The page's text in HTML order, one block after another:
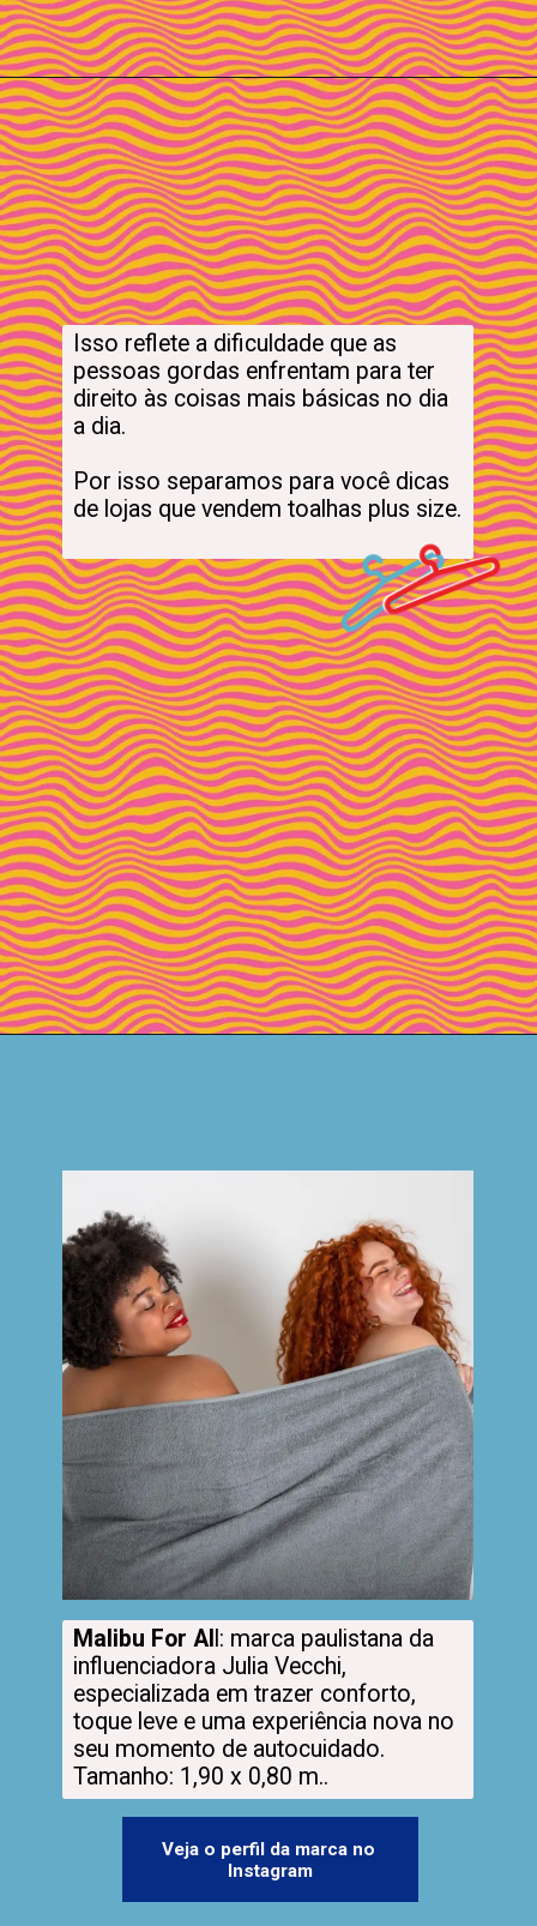
Isso reflete a dificuldade que as
pessoas gordas enfrentam para ter
direito às coisas mais básicas no dia
a dia.
Por isso separamos para você dicas
de lojas que vendem toalhas plus size.
Malibu For Al l: marca paulistana da
influenciadora Julia Vecchi,
especializada em trazer conforto,
toque leve e uma experiência nova no
seu momento de autocuidado.
Tamanho: 1,90 x 0,80 m..
Veja o perfil da marca no
Instagram